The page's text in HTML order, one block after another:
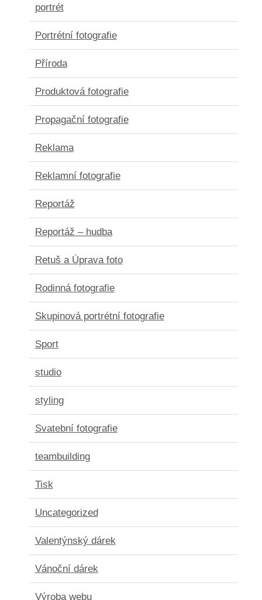
portrét
Portrétní fotografie
Příroda
Produktová fotografie
Propagační fotografie
Reklama
Reklamní fotografie
Reportáž
Reportáž – hudba
Retuš a Úprava foto
Rodinná fotografie
Skupinová portrétní fotografie
Sport
studio
styling
Svatební fotografie
teambuilding
Tisk
Uncategorized
Valentýnský dárek
Vánoční dárek
Výroba webu